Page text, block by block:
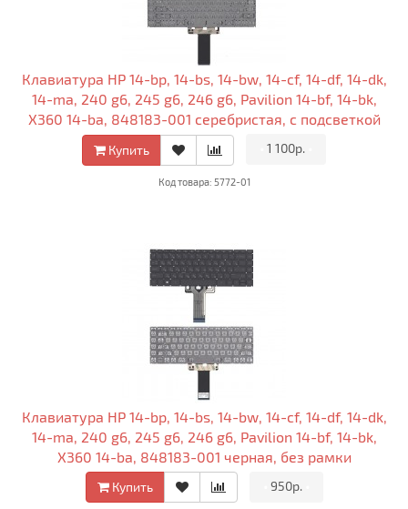
Клавиатура HP 14-bp, 14-bs, 14-bw, 14-cf, 14-df, 14-dk,
14-ma, 240 g6, 245 g6, 246 g6, Pavilion 14-bf, 14-bk,
X360 14-ba, 848183-001 серебристая, с подсветкой
Купить 1 100р.
Код товара: 5772-01
Клавиатура HP 14-bp, 14-bs, 14-bw, 14-cf, 14-df, 14-dk,
14-ma, 240 g6, 245 g6, 246 g6, Pavilion 14-bf, 14-bk,
X360 14-ba, 848183-001 черная, без рамки
Купить 950р.